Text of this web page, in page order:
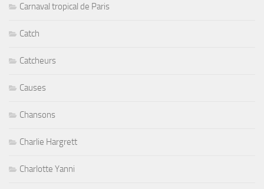
Carnaval tropical de Paris
Catch
Catcheurs
Causes
Chansons
Charlie Hargrett
Charlotte Yanni